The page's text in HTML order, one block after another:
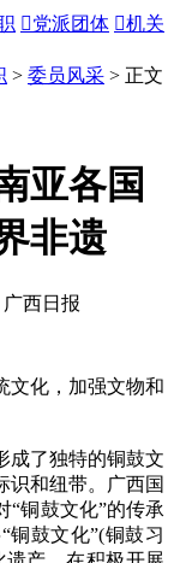
党派团体 机关
> 委员风采 > 正文
亚各国
非遗
西日报
化，加强文物和
了独特的铜鼓文
识和纽带。广西国
“铜鼓文化”的传承
铜鼓文化”(铜鼓习